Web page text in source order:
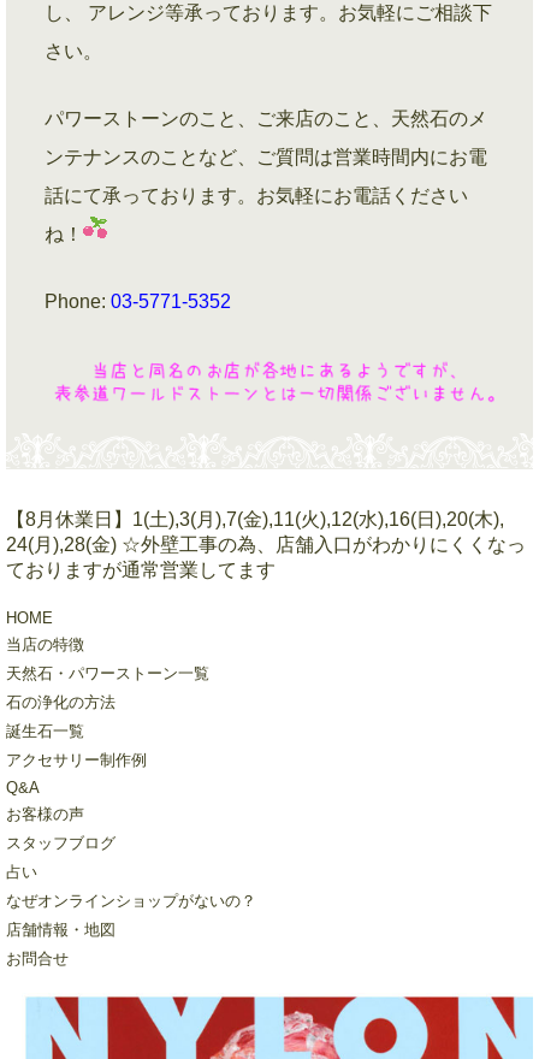
し、 アレンジ等承っております。お気軽にご相談下
さい。
パワーストーンのこと、ご来店のこと、天然石のメ
ンテナンスのことなど、ご質問は営業時間内にお電
話にて承っております。お気軽にお電話ください
ね！
Phone: 03-5771-5352
【8月休業日】1(土),3(月),7(金),11(火),12(水),16(日),20(木),
24(月),28(金) ☆外壁工事の為、店舗入口がわかりにくくなっ
ておりますが通常営業してます
HOME
当店の特徴
天然石・パワーストーン一覧
石の浄化の方法
誕生石一覧
アクセサリー制作例
Q&A
お客様の声
スタッフブログ
占い
なぜオンラインショップがないの？
店舗情報・地図
お問合せ